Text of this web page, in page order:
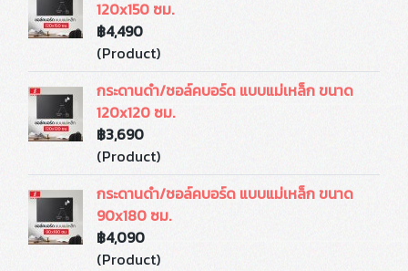
120x150 ซม.
฿4,490
(Product)
กระดานดำ/ชอล์คบอร์ด แบบแม่เหล็ก ขนาด
120x120 ซม.
฿3,690
(Product)
กระดานดำ/ชอล์คบอร์ด แบบแม่เหล็ก ขนาด
90x180 ซม.
฿4,090
(Product)